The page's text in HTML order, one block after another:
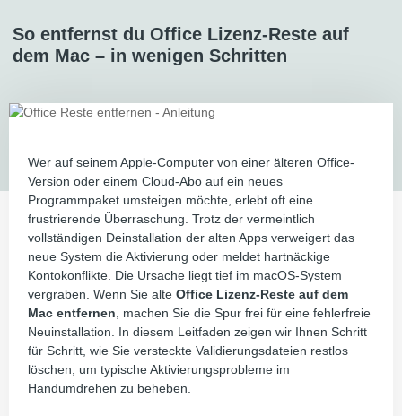
So entfernst du Office Lizenz-Reste auf
dem Mac – in wenigen Schritten
Wer auf seinem Apple-Computer von einer älteren Office-
Version oder einem Cloud-Abo auf ein neues
Programmpaket umsteigen möchte, erlebt oft eine
frustrierende Überraschung. Trotz der vermeintlich
vollständigen Deinstallation der alten Apps verweigert das
neue System die Aktivierung oder meldet hartnäckige
Kontokonflikte. Die Ursache liegt tief im macOS-System
vergraben. Wenn Sie alte Office Lizenz-Reste auf dem
Mac entfernen , machen Sie die Spur frei für eine fehlerfreie
Neuinstallation. In diesem Leitfaden zeigen wir Ihnen Schritt
für Schritt, wie Sie versteckte Validierungsdateien restlos
löschen, um typische Aktivierungsprobleme im
Handumdrehen zu beheben.